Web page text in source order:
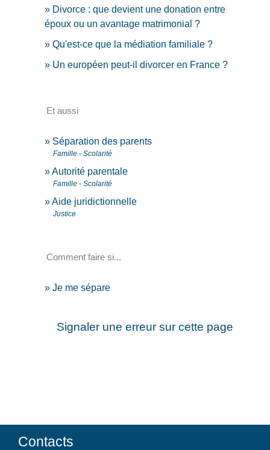
Divorce : que devient une donation entre
époux ou un avantage matrimonial ?
Qu'est-ce que la médiation familiale ?
Un européen peut-il divorcer en France ?
Et aussi
Séparation des parents
Famille - Scolarité
Autorité parentale
Famille - Scolarité
Aide juridictionnelle
Justice
Comment faire si...
Je me sépare
Signaler une erreur sur cette page
Contacts